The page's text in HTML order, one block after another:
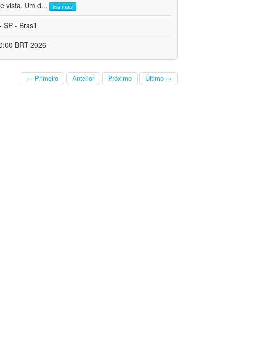
vista. Um d... leia mais
SP - Brasil
BRT 2026
← Primeiro Anterior Próximo Último →